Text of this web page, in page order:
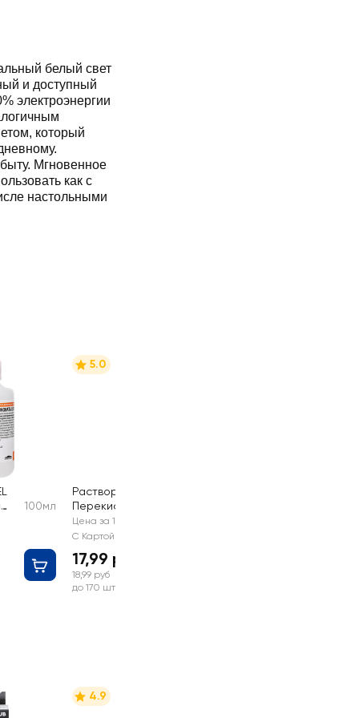
белый свет
и доступный
электроэнергии
который
Мгновенное
как с
настольными
100мл
5.0
Раствор GENEL
Перекись
водорода 3%
Цена за 1 шт
С Картой №1
17,99 руб
18,99 руб
до 170 шт
4.9